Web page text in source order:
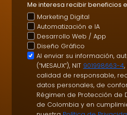
Me interesa recibir beneficios
Marketing Digital
Automatización e IA
Desarrollo Web / App
Diseño Gráfico
A Al enviar su información,
(“MESAUX”), NIT 901998663-4
calidad de responsable,
datos personales, de
Régimen de Protección de
de Colombia y en